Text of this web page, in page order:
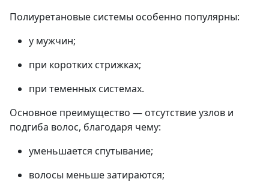
Полиуретановые системы особенно популярны:
у мужчин;
при коротких стрижках;
при теменных системах.
Основное преимущество — отсутствие узлов и
подгиба волос, благодаря чему:
уменьшается спутывание;
волосы меньше затираются;